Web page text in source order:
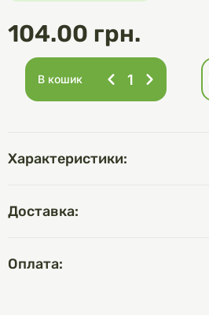
104.00 грн.
В кошик
Характеристики:
Доставка:
Оплата: